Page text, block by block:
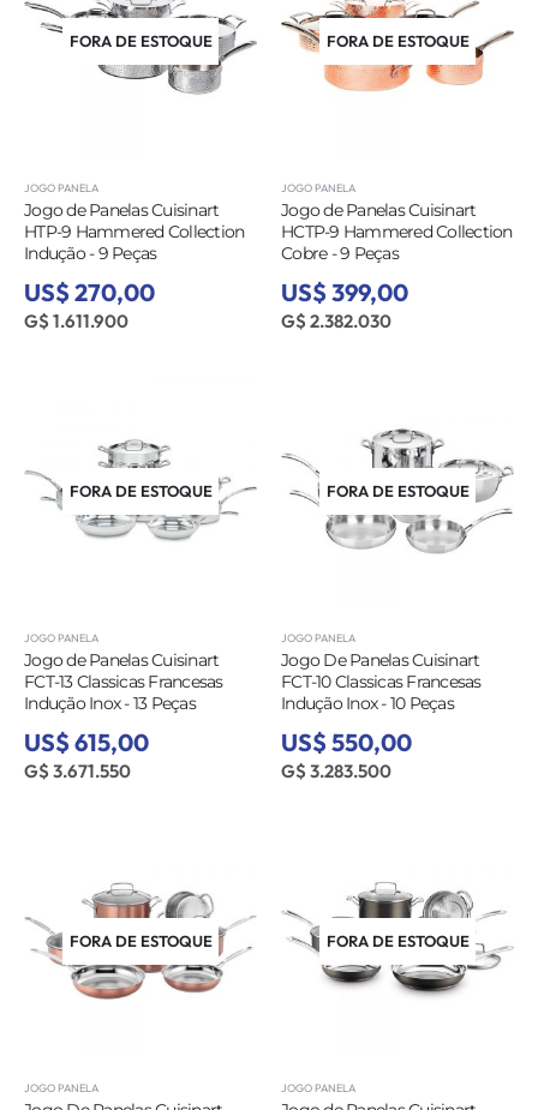
FORA DE ESTOQUE
JOGO PANELA
Jogo de Panelas Cuisinart
HTP-9 Hammered Collection
Indução - 9 Peças
US$ 270,00
G$ 1.611.900
FORA DE ESTOQUE
JOGO PANELA
Jogo de Panelas Cuisinart
HCTP-9 Hammered Collection
Cobre - 9 Peças
US$ 399,00
G$ 2.382.030
FORA DE ESTOQUE
JOGO PANELA
Jogo de Panelas Cuisinart
FCT-13 Classicas Francesas
Indução Inox - 13 Peças
US$ 615,00
G$ 3.671.550
FORA DE ESTOQUE
JOGO PANELA
Jogo De Panelas Cuisinart
FCT-10 Classicas Francesas
Indução Inox - 10 Peças
US$ 550,00
G$ 3.283.500
FORA DE ESTOQUE
JOGO PANELA
FORA DE ESTOQUE
JOGO PANELA